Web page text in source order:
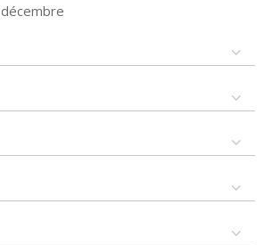
décembre